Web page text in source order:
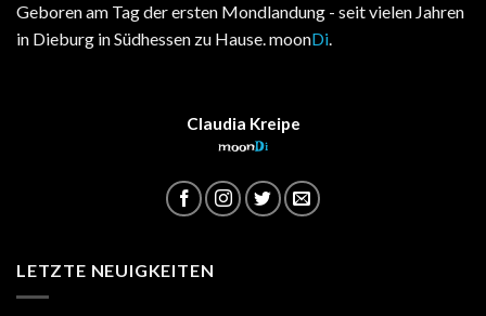
Geboren am Tag der ersten Mondlandung - seit vielen Jahren
in Dieburg in Südhessen zu Hause. moonDi.
Claudia Kreipe
moonDi
LETZTE NEUIGKEITEN